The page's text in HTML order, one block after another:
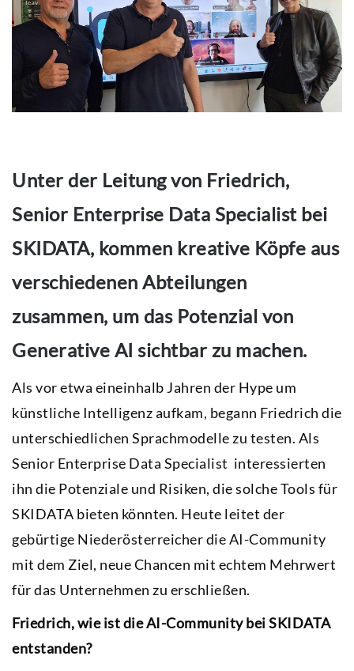
Unter der Leitung von Friedrich,
Senior Enterprise Data Specialist bei
SKIDATA, kommen kreative Köpfe aus
verschiedenen Abteilungen
zusammen, um das Potenzial von
Generative AI sichtbar zu machen.
Als vor etwa eineinhalb Jahren der Hype um
künstliche Intelligenz aufkam, begann Friedrich die
unterschiedlichen Sprachmodelle zu testen. Als
Senior Enterprise Data Specialist interessierten
ihn die Potenziale und Risiken, die solche Tools für
SKIDATA bieten könnten. Heute leitet der
gebürtige Niederösterreicher die AI-Community
mit dem Ziel, neue Chancen mit echtem Mehrwert
für das Unternehmen zu erschließen.
Friedrich, wie ist die AI-Community bei SKIDATA
entstanden?